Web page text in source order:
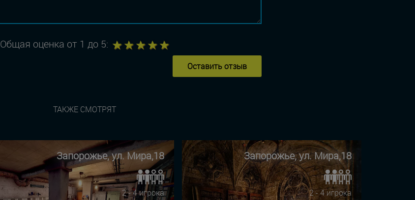
Общая оценка от 1 до 5: 4
3
2
1
Оставить отзыв
ТАКЖЕ СМОТРЯТ
Запорожье, ул. Мира,18
2 - 4 игрока
Запорожье, ул. Мира,18
2 - 4 игрока